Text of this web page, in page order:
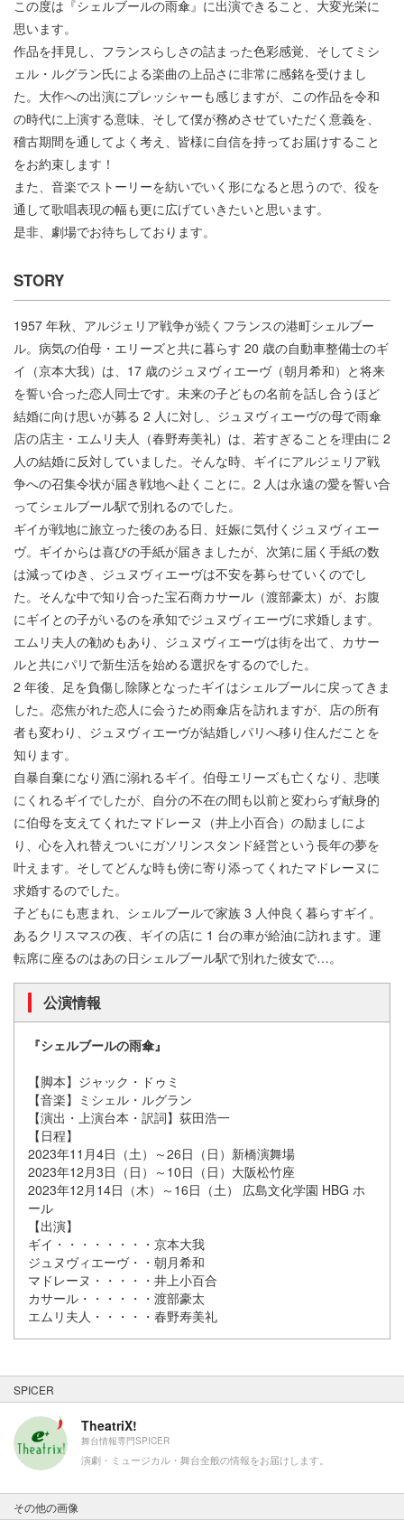
この度は『シェルブールの雨傘』に出演できること、大変光栄に
思います。
作品を拝見し、フランスらしさの詰まった色彩感覚、そしてミシ
ェル・ルグラン氏による楽曲の上品さに非常に感銘を受けまし
た。大作への出演にプレッシャーも感じますが、この作品を令和
の時代に上演する意味、そして僕が務めさせていただく意義を、
稽古期間を通してよく考え、皆様に自信を持ってお届けすること
をお約束します！
また、音楽でストーリーを紡いでいく形になると思うので、役を
通して歌唱表現の幅も更に広げていきたいと思います。
是非、劇場でお待ちしております。
STORY
1957 年秋、アルジェリア戦争が続くフランスの港町シェルブー
ル。病気の伯母・エリーズと共に暮らす 20 歳の自動車整備士のギ
イ（京本大我）は、17 歳のジュヌヴィエーヴ（朝月希和）と将来
を誓い合った恋人同士です。未来の子どもの名前を話し合うほど
結婚に向け思いが募る 2 人に対し、ジュヌヴィエーヴの母で雨傘
店の店主・エムリ夫人（春野寿美礼）は、若すぎることを理由に 2
人の結婚に反対していました。そんな時、ギイにアルジェリア戦
争への召集令状が届き戦地へ赴くことに。2 人は永遠の愛を誓い合
ってシェルブール駅で別れるのでした。
ギイが戦地に旅立った後のある日、妊娠に気付くジュヌヴィエー
ヴ。ギイからは喜びの手紙が届きましたが、次第に届く手紙の数
は減ってゆき、ジュヌヴィエーヴは不安を募らせていくのでし
た。そんな中で知り合った宝石商カサール（渡部豪太）が、お腹
にギイとの子がいるのを承知でジュヌヴィエーヴに求婚します。
エムリ夫人の勧めもあり、ジュヌヴィエーヴは街を出て、カサー
ルと共にパリで新生活を始める選択をするのでした。
2 年後、足を負傷し除隊となったギイはシェルブールに戻ってきま
した。恋焦がれた恋人に会うため雨傘店を訪れますが、店の所有
者も変わり、ジュヌヴィエーヴが結婚しパリへ移り住んだことを
知ります。
自暴自棄になり酒に溺れるギイ。伯母エリーズも亡くなり、悲嘆
にくれるギイでしたが、自分の不在の間も以前と変わらず献身的
に伯母を支えてくれたマドレーヌ（井上小百合）の励ましによ
り、心を入れ替えついにガソリンスタンド経営という長年の夢を
叶えます。そしてどんな時も傍に寄り添ってくれたマドレーヌに
求婚するのでした。
子どもにも恵まれ、シェルブールで家族 3 人仲良く暮らすギイ。
あるクリスマスの夜、ギイの店に 1 台の車が給油に訪れます。運
転席に座るのはあの日シェルブール駅で別れた彼女で…。
公演情報
『シェルブールの雨傘』
【脚本】ジャック・ドゥミ
【音楽】ミシェル・ルグラン
【演出・上演台本・訳詞】荻田浩一
【日程】
2023年11月4日（土）～26日（日）新橋演舞場
2023年12月3日（日）～10日（日）大阪松竹座
2023年12月14日（木）～16日（土） 広島文化学園 HBG ホ
ール
【出演】
ギイ・・・・・・・・京本大我
ジュヌヴィエーヴ・・朝月希和
マドレーヌ・・・・・井上小百合
カサール・・・・・・渡部豪太
エムリ夫人・・・・・春野寿美礼
SPICER
TheatriX!
舞台情報専門SPICER
演劇・ミュージカル・舞台全般の情報をお届けします。
その他の画像